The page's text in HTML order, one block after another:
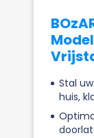
Stal
huis,